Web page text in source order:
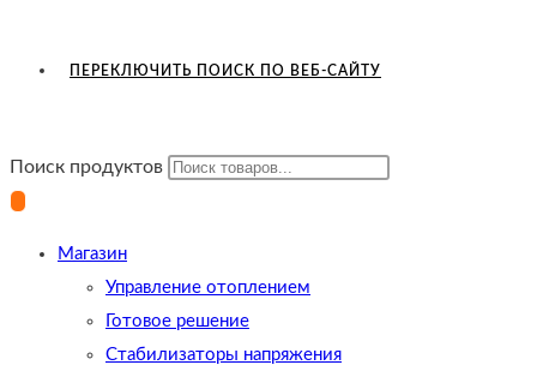
ПЕРЕКЛЮЧИТЬ ПОИСК ПО ВЕБ-САЙТУ
Поиск продуктов
Магазин
Управление отоплением
Готовое решение
Cтабилизаторы напряжения